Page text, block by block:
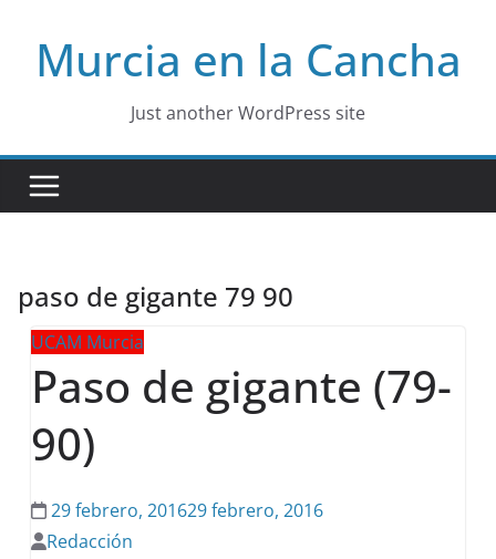
contentMurcia en la Cancha
Just another WordPress site
paso de gigante 79 90
UCAM Murcia
Paso de gigante (79-
90)
29 febrero, 201629 febrero, 2016
Redacción